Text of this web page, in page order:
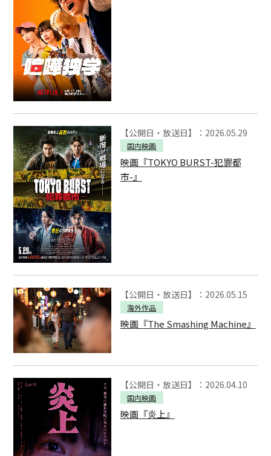
【公開日・放送日】：2026.05.29
国内映画
映画『TOKYO BURST-犯罪都
市-』
【公開日・放送日】：2026.05.15
海外作品
映画『The Smashing Machine』
【公開日・放送日】：2026.04.10
国内映画
映画『炎上』